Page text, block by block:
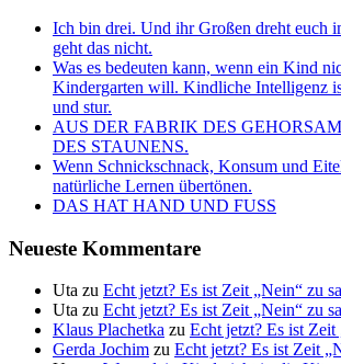
Ich bin drei. Und ihr Großen dreht euch
geht das nicht.
Was es bedeuten kann, wenn ein Kind
Kindergarten will. Kindliche Intelligenz
und stur.
AUS DER FABRIK DES
DES STAUNENS.
Wenn Schnickschnack, Konsum und
natürliche Lernen übertönen.
DAS HAT HAND UND FUSS
Neueste Kommentare
Uta zu Echt jetzt? Es ist Zeit „Nein“ zu
Uta zu Echt jetzt? Es ist Zeit „Nein“ zu
Klaus Plachetka zu Echt jetzt? Es ist Zeit
Gerda Jochim zu Echt jetzt? Es ist Zeit